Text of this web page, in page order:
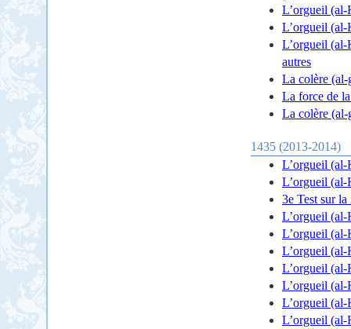
L’orgueil (al-
L’orgueil (al-
L’orgueil (al-
autres
La colère
La force de
La colère
1435 (2013-2014)
L’orgueil
L’orgueil
3e Test sur
L’orgueil
L’orgueil
L’orgueil
L’orgueil
L’orgueil (al-
L’orgueil (al-
L’orgueil